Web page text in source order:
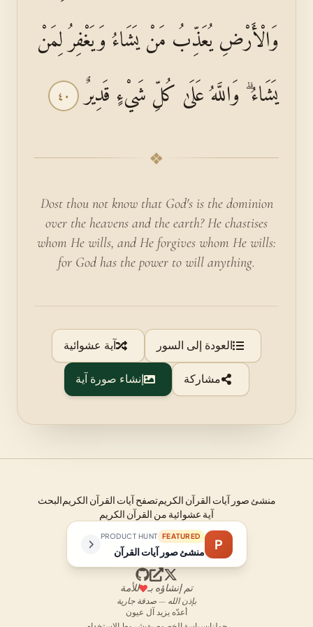
وَالْأَرْضِ يُعَذِّبُ مَنْ يَشَاءُ وَيَغْفِرُ لِمَنْ
يَشَاءُ ۗ وَاللَّهُ عَلَىٰ كُلِّ شَيْءٍ قَدِيرٌ ٤٠
❖
Dost thou not know that God's is the dominion
over the heavens and the earth? He chastises
whom He wills, and He forgives whom He wills:
for God has the power to will anything.
العودة إلى السور آية عشوائية
مشاركة إنشاء صورة آية
منشئ صور آيات القرآن الكريمتصفح آيات القرآن الكريمالبحث
آية عشوائية من القرآن الكريم
P
FEATURED
PRODUCT HUNT
منشئ صور آيات القرآن
تم إنشاؤه بـ للأمة
بإذن الله — صدقة جارية
أعدّه يزيد آل عيون